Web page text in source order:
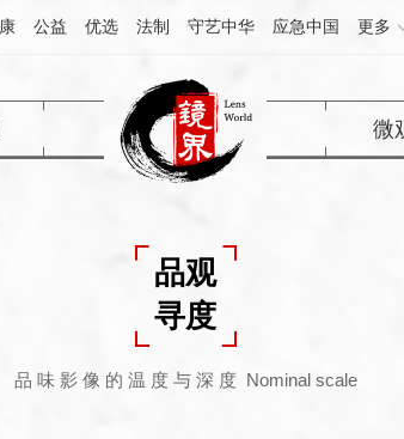
公益 优选 法制 守艺中华 应急中国 更多
微
品观
寻度
品 味 影 像 的 温 度 与 深 度 Nominal scale